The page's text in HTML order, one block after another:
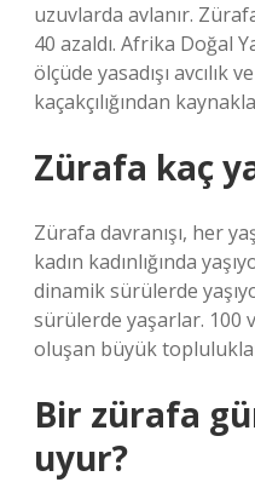
uzuvlarda avlanır.
40 azaldı. Afrika Doğal
ölçüde yasadışı avcılık
kaçakçılığından
Zürafa kaç
Zürafa davranışı, her
kadın kadınlığında
dinamik sürülerde
sürülerde yaşarlar. 100
oluşan büyük
Bir zürafa
uyur?